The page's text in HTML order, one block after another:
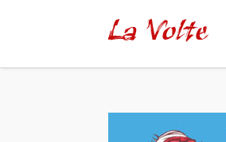
La Volte